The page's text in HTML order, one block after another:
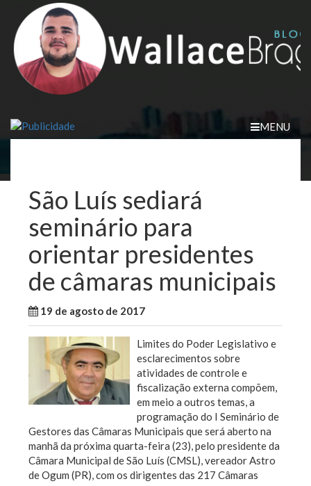
content
MENU
São Luís sediará
seminário para
orientar presidentes
de câmaras municipais
19 de agosto de 2017
Limites do Poder Legislativo e
esclarecimentos sobre
atividades de controle e
fiscalização externa compõem,
em meio a outros temas, a
programação do I Seminário de
Gestores das Câmaras Municipais que será aberto na
manhã da próxima quarta-feira (23), pelo presidente da
Câmara Municipal de São Luís (CMSL), vereador Astro
de Ogum (PR), com os dirigentes das 217 Câmaras